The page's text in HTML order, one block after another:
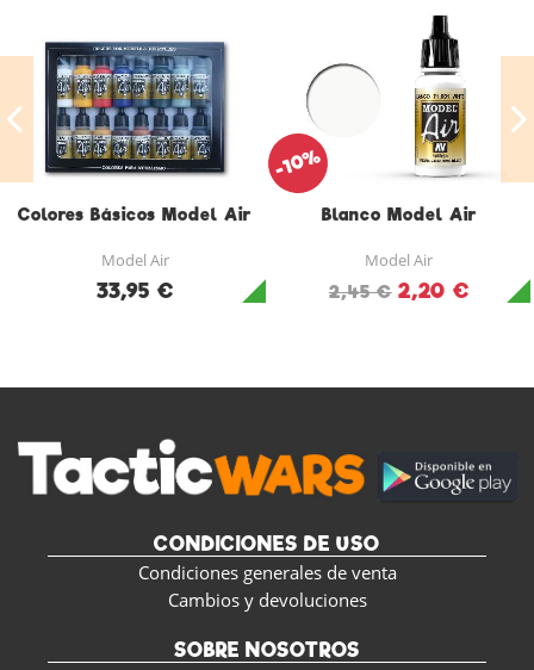
Colores Básicos Model Air
Model Air
33,95 €
Blanco Model Air
Model Air
2,45 € 2,20 €
-10%
CONDICIONES DE USO
Condiciones generales de venta
Cambios y devoluciones
SOBRE NOSOTROS